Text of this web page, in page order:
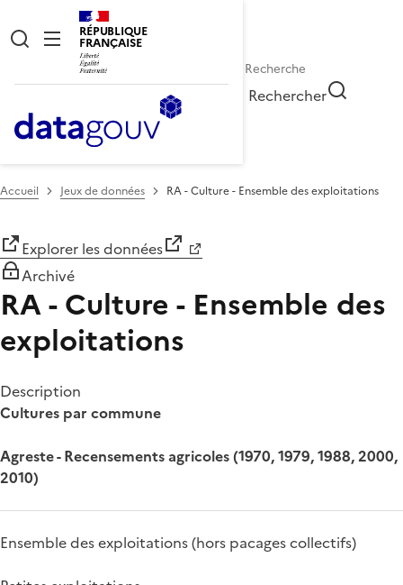
RÉPUBLIQUE
FRANÇAISE
Rechercher
Accueil Jeux de données RA - Culture - Ensemble des exploitations
Explorer les données
Archivé
RA - Culture - Ensemble des
exploitations
Description
Cultures par commune
Agreste - Recensements agricoles (1970, 1979, 1988, 2000,
2010)
Ensemble des exploitations (hors pacages collectifs)